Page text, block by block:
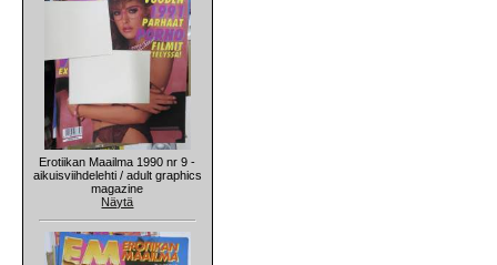
Erotiikan Maailma 1990 nr 9 -
aikuisviihdelehti / adult graphics
magazine
Näytä